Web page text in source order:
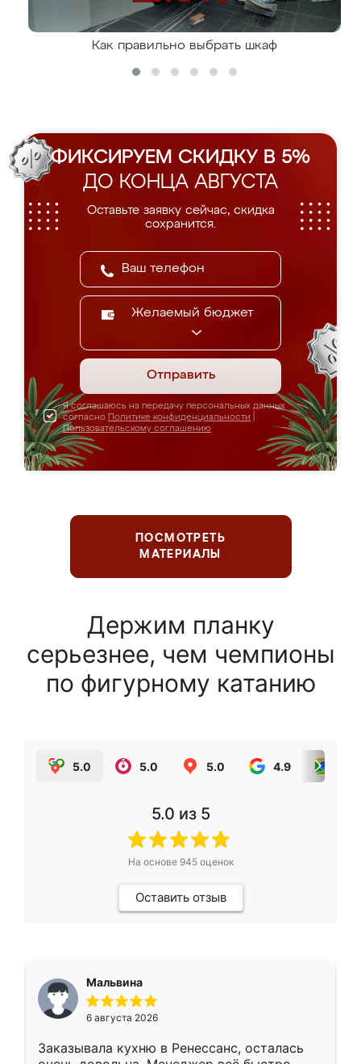
Как правильно выбрать шкаф
ФИКСИРУЕМ СКИДКУ В 5%
ДО КОНЦА АВГУСТА
Оставьте заявку сейчас, скидка
сохранится.
Желаемый бюджет
Отправить
Я соглашаюсь на передачу персональных данных
согласно Политике конфиденциальности
Пользовательскому соглашению
ПОСМОТРЕТЬ
МАТЕРИАЛЫ
Держим планку
серьезнее, чем чемпионы
по фигурному катанию
5.0 5.0 5.0 4.9
5.0 из 5
На основе 945оценок
Оставить отзыв
Мальвина
6 августа 2026
Заказывала кухню в Ренессанс, осталась